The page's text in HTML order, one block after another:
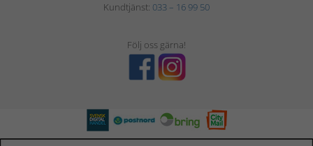
Kundtjänst: 033 – 16 99 50
Följ oss gärna!